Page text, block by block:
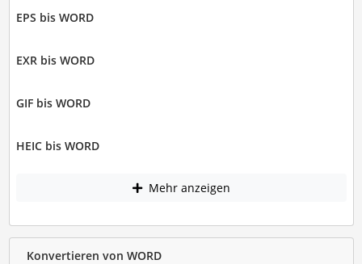
EPS bis WORD
EXR bis WORD
GIF bis WORD
HEIC bis WORD
Mehr anzeigen
Konvertieren von WORD